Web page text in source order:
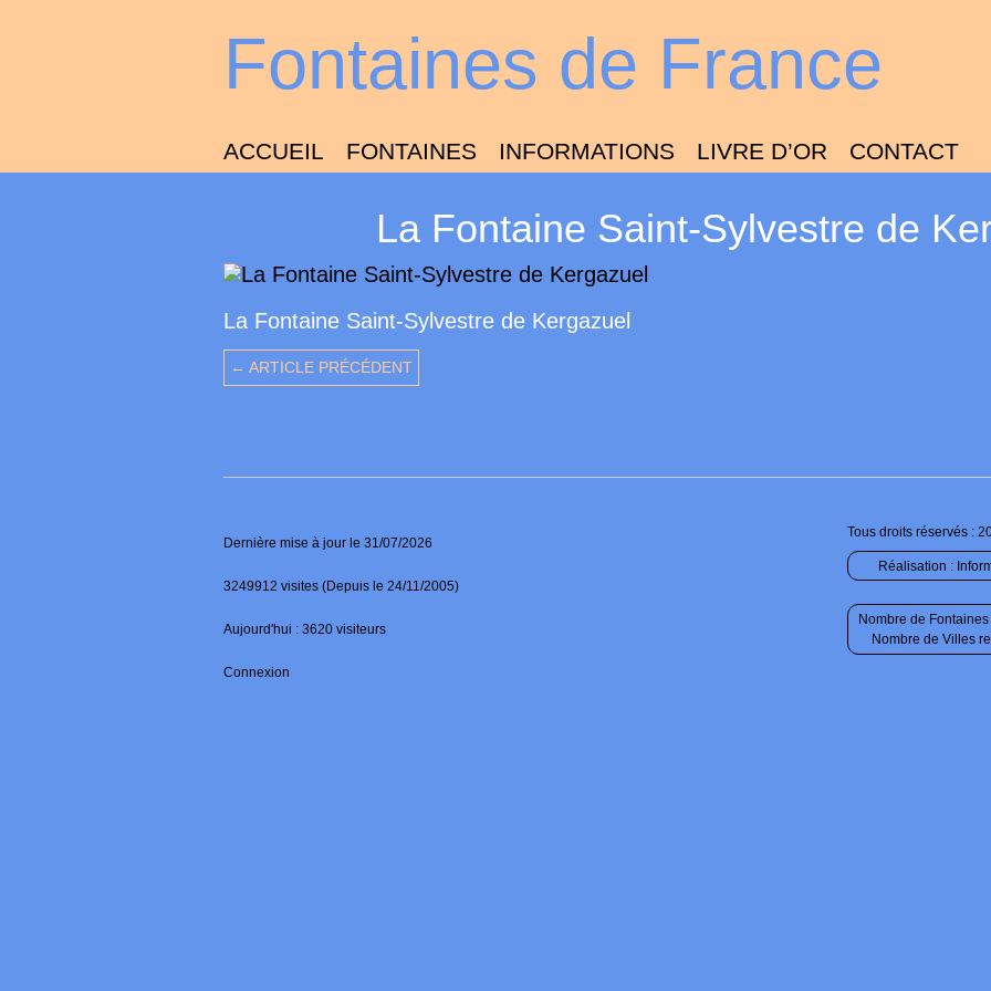
Fontaines de France
ACCUEIL FONTAINES INFORMATIONS LIVRE D’OR CONTACT
La Fontaine Saint-Sylvestre de
La Fontaine Saint-Sylvestre de Kergazuel
← ARTICLE PRÉCÉDENT
Dernière mise à jour le 31/07/2026
3249912 visites (Depuis le 24/11/2005)
Aujourd'hui : 3620 visiteurs
Connexion
Tous droits réservés :
Réalisation :
Nombre de
Nombre de Villes